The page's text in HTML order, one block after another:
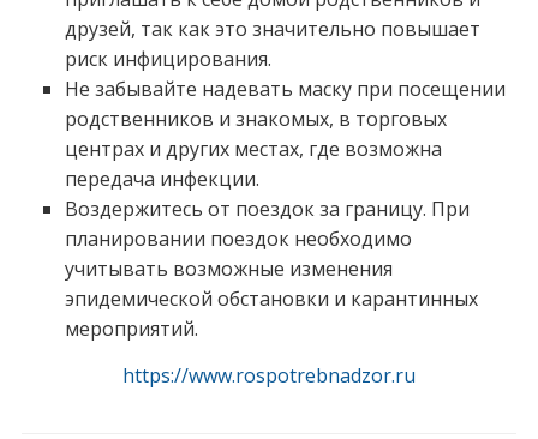
друзей, так как это значительно повышает
риск инфицирования.
Не забывайте надевать маску при посещении
родственников и знакомых, в торговых
центрах и других местах, где возможна
передача инфекции.
Воздержитесь от поездок за границу. При
планировании поездок необходимо
учитывать возможные изменения
эпидемической обстановки и карантинных
мероприятий.
https://www.rospotrebnadzor.ru